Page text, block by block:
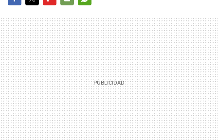
MAIL